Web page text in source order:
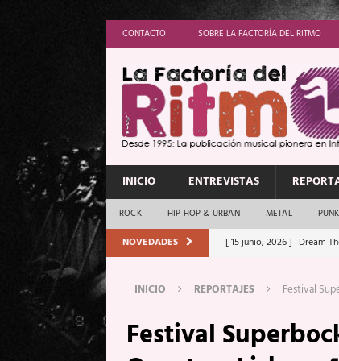
CONTACTO SOBRE LA FACTORÍA DEL RITMO
INICIO ENTREVISTAS
ROCK HIP HOP & URBAN METAL
NOVEDADES [ 15 junio, 2026 ] Dream
[ 11 junio, 2026 ] Vamos
[ 1 junio, 2026 ]
Ave
[ 24 mayo, 2026 ]
Iron
INICIO REPORTAJES Festival
Festival